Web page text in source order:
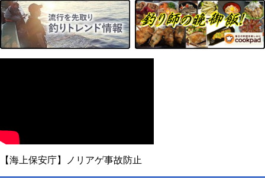
【海上保安庁】ノリアゲ事故防止